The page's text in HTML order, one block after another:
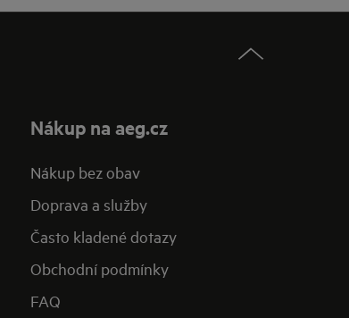
Nákup na aeg.cz
Nákup bez obav
Doprava a služby
Často kladené dotazy
Obchodní podmínky
FAQ